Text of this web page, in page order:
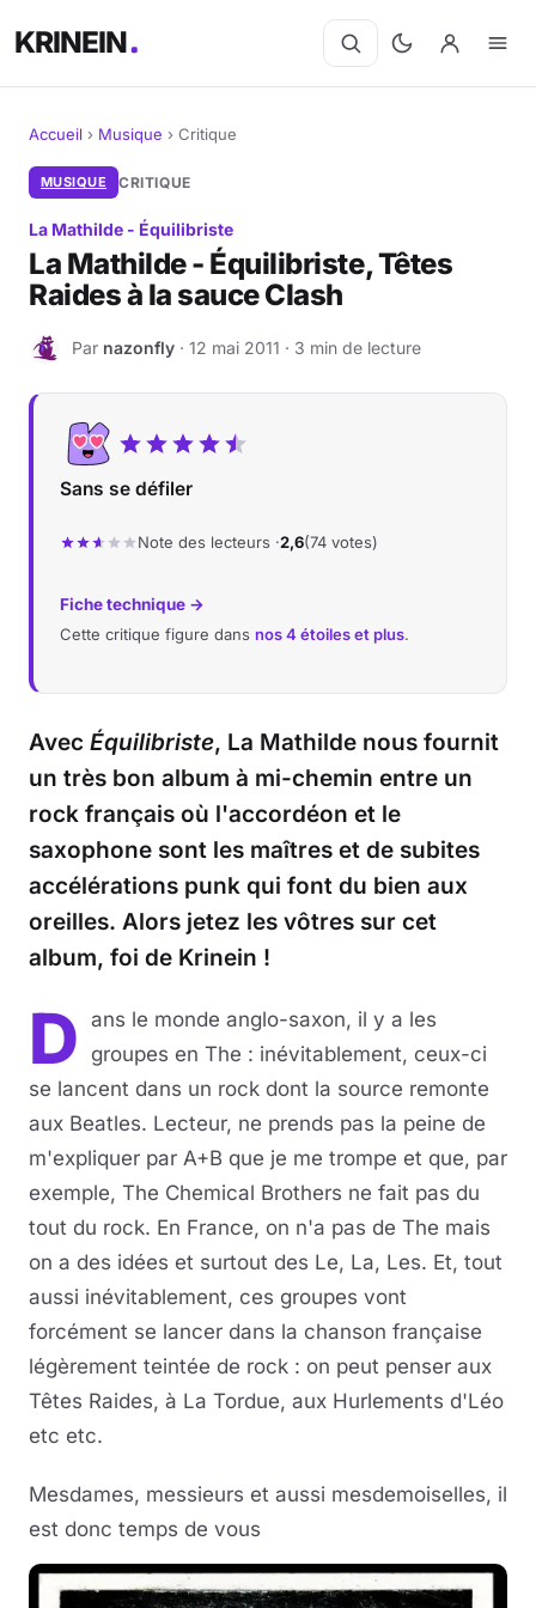
KRINEIN
Cinéma
Séries
Manga
BD
Livres
Jeux vidéo
Sortir
Forum
Accueil › Musique › Critique
MUSIQUE CRITIQUE
La Mathilde - Équilibriste
La Mathilde - Équilibriste, Têtes
Raides à la sauce Clash
N Par nazonfly · 12 mai 2011 · 3 min de lecture
Sans se défiler
Note des lecteurs ·2,6(74 votes)
Fiche technique →
Cette critique figure dans nos 4 étoiles et plus.
Avec Équilibriste, La Mathilde nous fournit
un très bon album à mi-chemin entre un
rock français où l'accordéon et le
saxophone sont les maîtres et de subites
accélérations punk qui font du bien aux
oreilles. Alors jetez les vôtres sur cet
album, foi de Krinein !
D ans le monde anglo-saxon, il y a les
groupes en The : inévitablement, ceux-ci
se lancent dans un rock dont la source remonte
aux Beatles. Lecteur, ne prends pas la peine de
m'expliquer par A+B que je me trompe et que, par
exemple, The Chemical Brothers ne fait pas du
tout du rock. En France, on n'a pas de The mais
on a des idées et surtout des Le, La, Les. Et, tout
aussi inévitablement, ces groupes vont
forcément se lancer dans la chanson française
légèrement teintée de rock : on peut penser aux
Têtes Raides, à La Tordue, aux Hurlements d'Léo
etc etc.
Mesdames, messieurs et aussi mesdemoiselles, il
est donc temps de vous